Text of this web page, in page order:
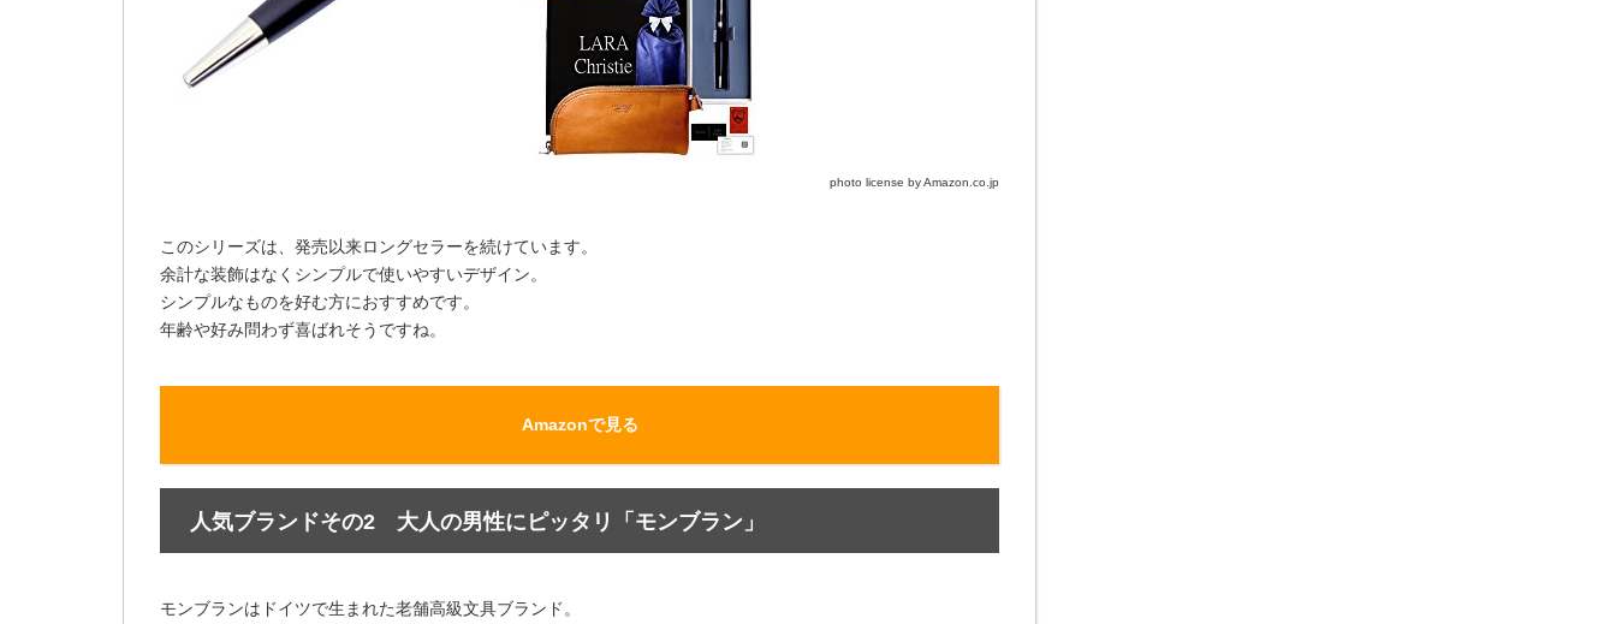
photo license by Amazon.co.jp
このシリーズは、発売以来ロングセラーを続けています。
余計な装飾はなくシンプルで使いやすいデザイン。
シンプルなものを好む方におすすめです。
年齢や好み問わず喜ばれそうですね。
Amazonで見る
人気ブランドその2 大人の男性にピッタリ「モンブラン」
モンブランはドイツで生まれた老舗高級文具ブランド。